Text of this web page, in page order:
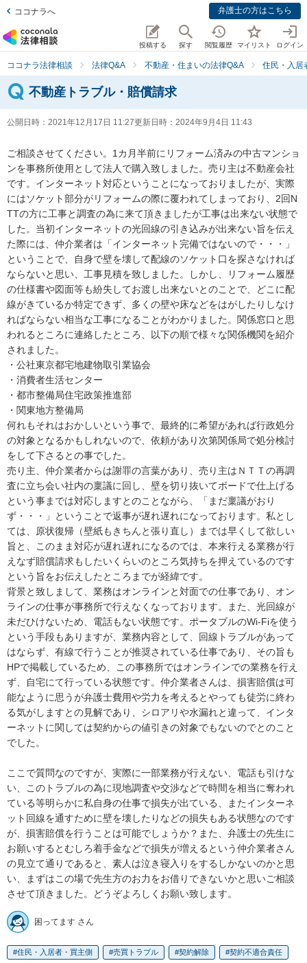
ココナラへ 弁護士の方はこちら
投稿する 探す 閲覧履歴 マイリスト ログイン
ココナラ法律相談 法律Q&A 不動産・住まいの法律Q&A 住民・入居
不動産トラブル・賠償請求
公開日時： 2021年12月17日 11:27更新日時： 2024年9月4日 11:43
ご相談させてください。1カ月半前にリフォーム済みの中古マンショ
ンを事務所使用として法人で購入致しました。売り主は不動産会社
です。インターネット対応ということになっておりましたが、実際
にはソケット部分がリフォームの際に覆われてしまっており、2回N
TTの方に工事と調査の為に来て頂きましたが工事は出来ない状態で
した。当初インターネットの光回線の引き込みが出来ない旨を伝え
た際には、仲介業者は「インターネット完備ではないので・・・」
ということで、自身で壁を壊して配線のソケット口を探さなければ
ならないと思い、工事見積を致しました。しかし、リフォーム履歴
の仕様書や図面等も紛失してお渡し出来ないとのことで、どこに配
線がきているか特定できず、多くの壁や床などをはがしたりしなけ
ればならない相当な工事になることがわかりました。関係窓口と思
われるところに連絡したところ、以下の順で様々な関係機関を紹介
されました。
・公社東京都宅地建物取引業協会
・消費者生活センター
・都市整備局住宅政策推進部
・関東地方整備局
何れもそれはおかしいという事で、最終的に希望があれば行政処分
の対象となるかもしれないので、依頼があり次第関係局で処分検討
をして下さるとの事でした。
売り主、仲介業者からは謝罪の言葉があり、売り主はＮＴＴの再調
査に立ち会い社内の稟議に回し、壁を切り抜いてボードで仕上げる
という事までは対応しますとのことながら、「まだ稟議がおり
ず・・・」ということで返事が遅れ遅れになっております。私とし
ては、原状復帰（壁紙もきちんと張り直し）までは早くして欲しい
旨と、このまま対応が遅れ遅れになるのでは、本来行える業務が行
えなず賠償請求もしたいくらいのところ気持ちを押えているのです
という旨をお伝えしたところまでが経緯です。
背景と致しまして、業務はオンラインと対面での仕事であり、オン
ラインの仕事が事務所で行えなくなっております。また、光回線が
未だひけないため、電話もない状態です。ポータブルのWi-Fiを使う
という手段もありますが、業務内容として、回線トラブルがあって
はならず、有線で行うことが推奨されている仕事であり、その旨も
HPで掲載しているため、この事務所ではオンラインでの業務を行え
ず、自宅にて行っている状態です。仲介業者さんは、損害賠償は可
能なように思うが弁護士費用や労力を考えるとやっても徒労に終わ
る気がしますとの見解であり、シロアリや水漏れと違って、インタ
ーネットに関しては契約からの値引きの対象でもないのでとのこと
でした。
ここで質問なのですが、実際に一部業務が行えない、電話も引けな
い、このトラブルの為に現地調査や交渉などで時間を相当に奪われ
ている等明らかに私自身の仕事で損失が出ている、またインターネ
ット回線を通すために壁を壊したりなどの損失もある状態なのです
が、損害賠償を行うことは可能でしょうか？また、弁護士の先生に
お願いするとむしろ着手金などで損失が増えるという仲介業者さん
の見立て通りであると、素人は泣き寝入りをするしかないのかと思
い、まずはこの場で先生方のお力をお借りできないかと思いご相談
させて頂きました。どうぞよろしくお願い致します。
困ってます さん
住民・入居者・買主側 売買トラブル 契約解除 契約不適合責任